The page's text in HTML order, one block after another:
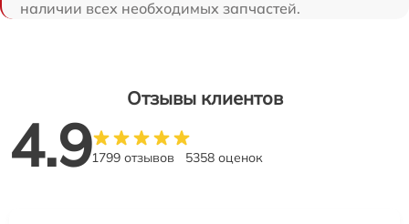
наличии всех необходимых запчастей.
Отзывы клиентов
4.91799 отзывов 5358 оценок